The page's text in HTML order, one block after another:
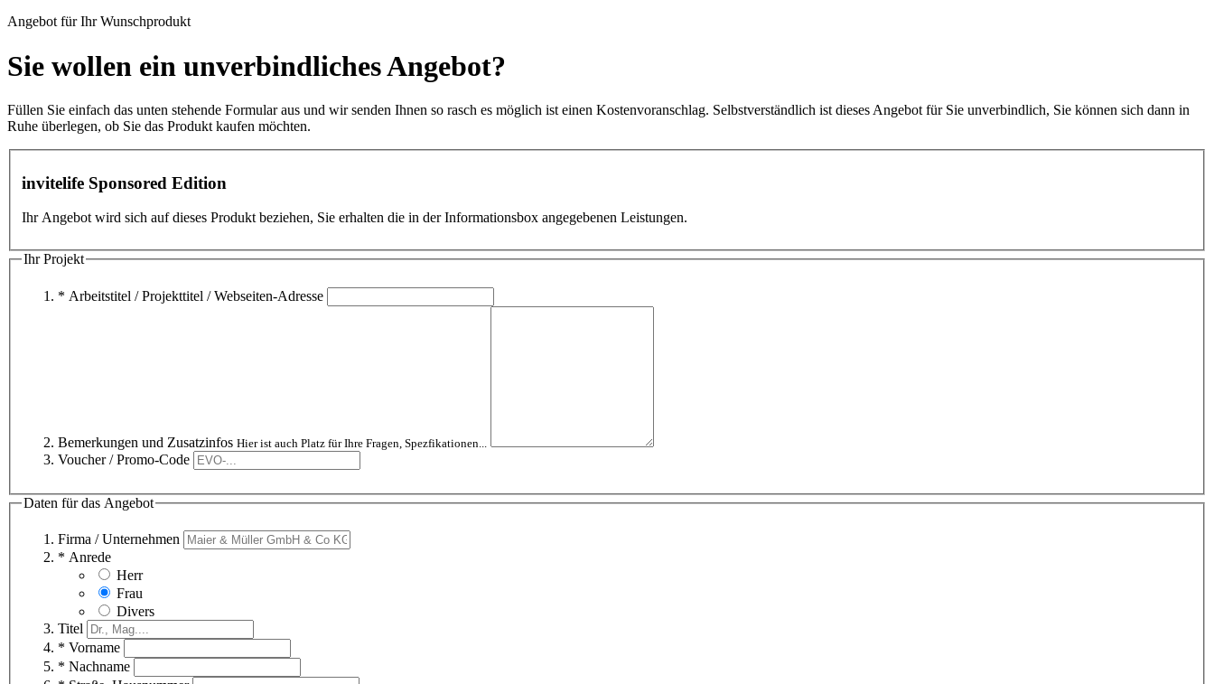
Angebot für Ihr Wunschprodukt
Sie wollen ein unverbindliches Angebot?
Füllen Sie einfach das unten stehende Formular aus und wir senden Ihnen so rasch es möglich ist einen Kostenvoranschlag. Selbstverständlich ist dieses Angebot für Sie unverbindlich, Sie können sich dann in
Ruhe überlegen, ob Sie das Produkt kaufen möchten.
invitelife Sponsored Edition
Ihr Angebot wird sich auf dieses Produkt beziehen, Sie erhalten die in der Informationsbox angegebenen Leistungen.
Ihr Projekt
* Arbeitstitel / Projekttitel / Webseiten-Adresse
Bemerkungen und Zusatzinfos Hier ist auch Platz für Ihre Fragen, Spezfikationen...
Voucher / Promo-Code
Daten für das Angebot
Firma / Unternehmen
* Anrede
Herr
Frau
Divers
Titel
* Vorname
* Nachname